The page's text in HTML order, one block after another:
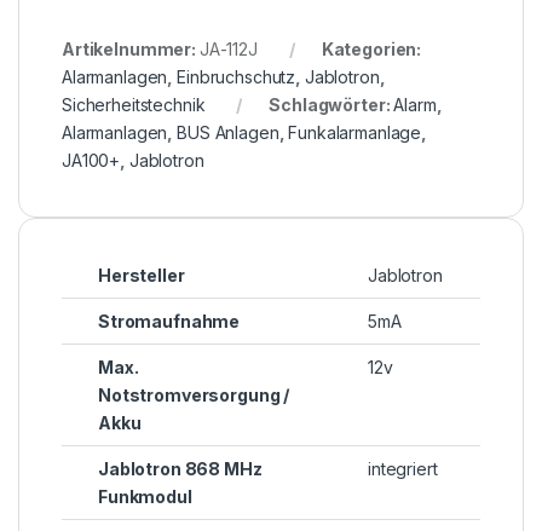
Artikelnummer: JA-112J
Kategorien:
Alarmanlagen ,Einbruchschutz Jablotron
Sicherheitstechnik
Schlagwörter:Alarm
Alarmanlagen ,BUS Anlagen ,Funkalarmanlage
JA100+ Jablotron
Hersteller Jablotron
Stromaufnahme 5mA
Max.
Notstromversorgung /
Akku
12v
Jablotron 868 MHz
Funkmodul
integriert